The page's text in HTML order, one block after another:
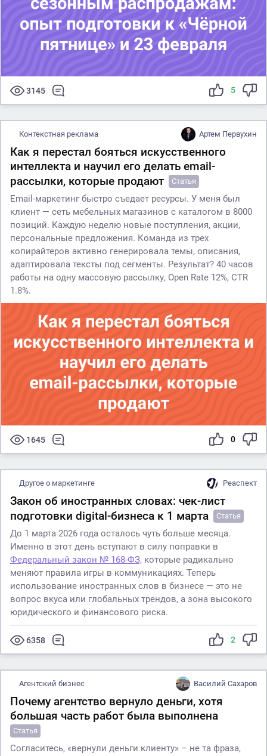
3145 5
Контекстная реклама Артем Первухин
Как я перестал бояться искусственного
интеллекта и научил его делать email-
рассылки, которые продают
Статья
Email-маркетинг быстро съедает ресурсы. У меня был
клиент — сеть мебельных магазинов с каталогом в 8000
позиций. Каждую неделю новые поступления, акции,
персональные предложения. Команда из трех
копирайтеров активно генерировала темы, описания,
адаптировала тексты под сегменты. Результат? 40 часов
работы на одну массовую рассылку, Open Rate 12%, CTR
1.8%.
1645 0
Другое о маркетинге Реаспект
Закон об иностранных словах: чек-лист
подготовки digital-бизнеса к 1 марта
Статья
До 1 марта 2026 года осталось чуть больше месяца.
Именно в этот день вступают в силу поправки в
Федеральный закон № 168-ФЗ, которые радикально
меняют правила игры в коммуникациях. Теперь
использование иностранных слов в бизнесе — это не
вопрос вкуса или глобальных трендов, а зона высокого
юридического и финансового риска.
6358 2
Агентский бизнес Василий Сахаров
Почему агентство вернуло деньги, хотя
большая часть работ была выполнена
Статья
Согласитесь, «вернули деньги клиенту» – не та фраза,